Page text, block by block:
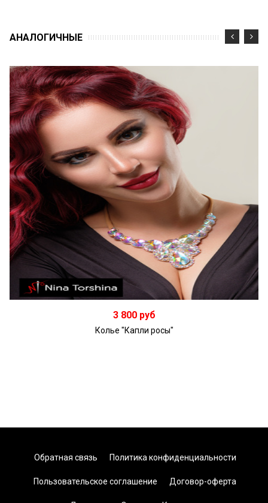
АНАЛОГИЧНЫЕ
В корзину
3 800 руб
Колье "Капли росы"
Обратная связь Политика конфиденциальности
Пользовательское соглашение Договор-оферта